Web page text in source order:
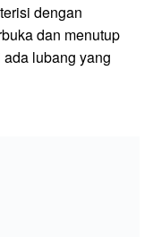
dengan
dan menutup
lubang yang